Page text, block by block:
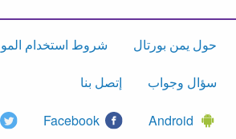
حول يمن بورتال شروط استخدام
سؤال وجواب إتصل بنا
Android
Facebook